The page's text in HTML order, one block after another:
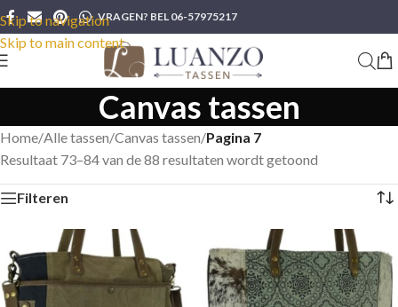
Skip to navigation
Skip to main content
VRAGEN? BEL 06-57975217
Canvas tassen
Home/Alle tassen/Canvas tassen/Pagina 7
Resultaat 73–84 van de 88 resultaten wordt getoond
Filteren